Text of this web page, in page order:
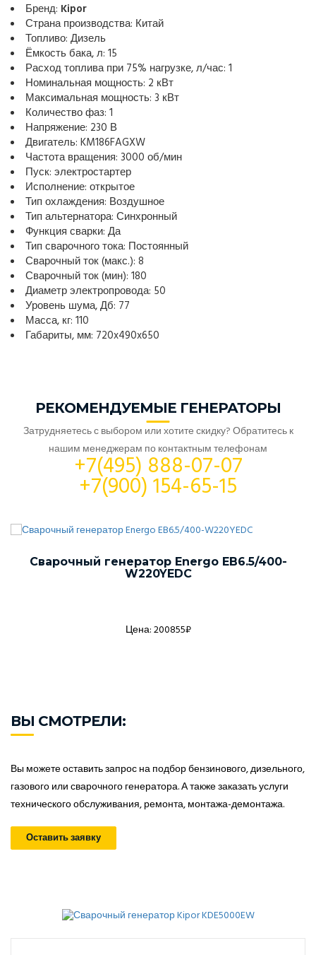
Бренд: Kipor
Страна производства: Китай
Топливо: Дизель
Ёмкость бака, л: 15
Расход топлива при 75% нагрузке, л/час: 1
Номинальная мощность: 2 кВт
Максимальная мощность: 3 кВт
Количество фаз: 1
Напряжение: 230 В
Двигатель: KM186FAGXW
Частота вращения: 3000 об/мин
Пуск: электростартер
Исполнение: открытое
Тип охлаждения: Воздушное
Тип альтернатора: Синхронный
Функция сварки: Да
Тип сварочного тока: Постоянный
Сварочный ток (макс.): 8
Сварочный ток (мин): 180
Диаметр электропровода: 50
Уровень шума, Дб: 77
Масса, кг: 110
Габариты, мм: 720x490x650
РЕКОМЕНДУЕМЫЕ ГЕНЕРАТОРЫ
Затрудняетесь с выбором или хотите скидку? Обратитесь к
нашим менеджерам по контактным телефонам
+7(495) 888-07-07
+7(900) 154-65-15
Сварочный генератор Energo EB6.5/400-
W220YEDC
Цена: 200855₽
ВЫ СМОТРЕЛИ:
Вы можете оставить запрос на подбор бензинового, дизельного,
газового или сварочного генератора. А также заказать услуги
технического обслуживания, ремонта, монтажа-демонтажа.
Оставить заявку